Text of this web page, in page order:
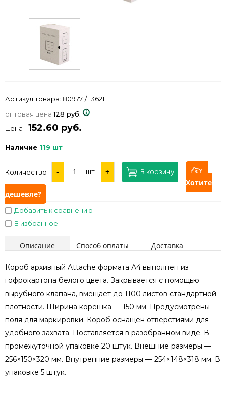
Артикул товара: 809771/113621
оптовая цена128 руб.
Цена
152.60 руб.
Наличие 119 шт
Количество - шт + В корзину
Хотите
дешевле?
Добавить к сравнению
В избранное
Описание Способ оплаты Доставка
Короб архивный Attache формата А4 выполнен из
гофрокартона белого цвета. Закрывается с помощью
вырубного клапана, вмещает до 1100 листов стандартной
плотности. Ширина корешка — 150 мм. Предусмотрены
поля для маркировки. Короб оснащен отверстиями для
удобного захвата. Поставляется в разобранном виде. В
промежуточной упаковке 20 штук. Внешние размеры —
256×150×320 мм. Внутренние размеры — 254×148×318 мм. В
упаковке 5 штук.